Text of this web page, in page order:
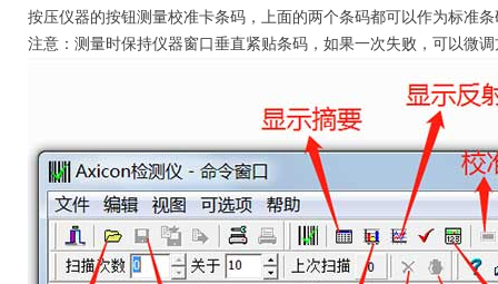
按压仪器的按钮测量校准卡条码，上面的两个条码都可以作为标准
注意：测量时保持仪器窗口垂直紧贴条码，如果一次失败，可以微